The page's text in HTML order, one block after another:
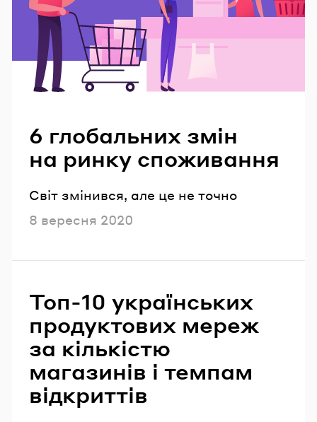
6 глобальних змін
на ринку споживання
Світ змінився, але це не точно
Опубліковано
8 вересня 2020
Топ-10 українських
продуктових мереж
за кількістю
магазинів і темпам
відкриттів